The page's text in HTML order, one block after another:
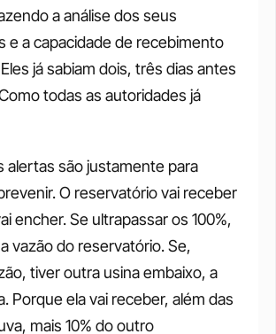
a análise dos seus
e a capacidade de recebimento
já sabiam dois, três dias antes
todas as autoridades já
alertas são justamente para
O reservatório vai receber
encher. Se ultrapassar os 100%,
vazão do reservatório. Se,
tiver outra usina embaixo, a
Porque ela vai receber, além das
mais 10% do outro